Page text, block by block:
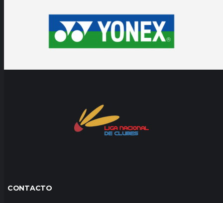
CONTACTO